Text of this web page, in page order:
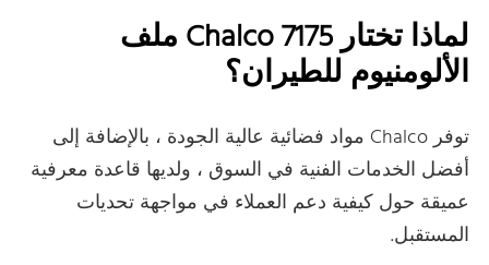
لماذا تختار Chalco 7175 ملف
الألومنيوم للطيران؟
توفر Chalco مواد فضائية عالية الجودة ، بالإضافة إلى
أفضل الخدمات الفنية في السوق ، ولديها قاعدة معرفية
عميقة حول كيفية دعم العملاء في مواجهة تحديات
المستقبل.